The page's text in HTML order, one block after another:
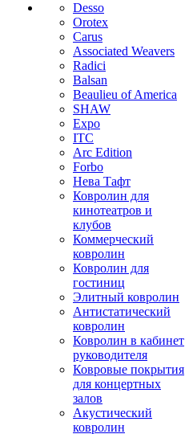
Desso
Orotex
Carus
Associated Weavers
Radici
Balsan
Beaulieu of America
SHAW
Expo
ITC
Arc Edition
Forbo
Нева Тафт
Ковролин для
кинотеатров и
клубов
Коммерческий
ковролин
Ковролин для
гостиниц
Элитный ковролин
Антистатический
ковролин
Ковролин в кабинет
руководителя
Ковровые покрытия
для концертных
залов
Акустический
ковролин